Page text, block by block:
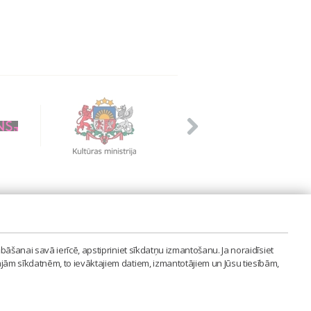
savā ierīcē, apstipriniet sīkdatņu izmantošanu. Ja noraidīsiet
sīkdatnēm, to ievāktajiem datiem, izmantotājiem un Jūsu tiesībām,